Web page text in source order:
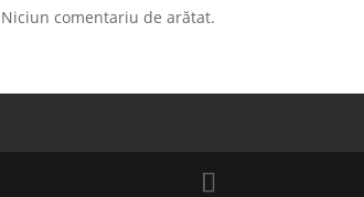
Niciun comentariu de arătat.